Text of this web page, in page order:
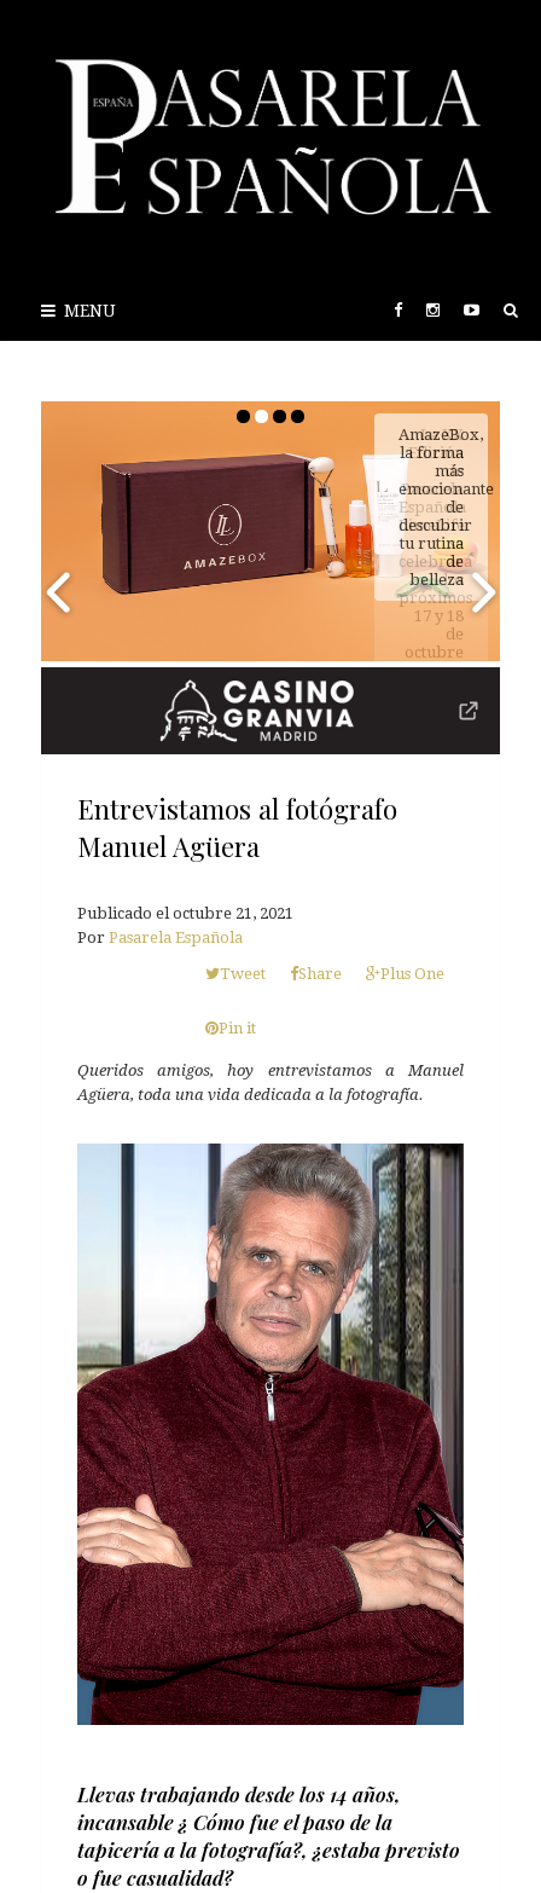
MENU
AmazeBox,
la forma
más
emocionante
de
descubrir
tu rutina
de
belleza
Entrevistamos al fotógrafo
Manuel Agüera
Publicado el octubre 21, 2021
Por Pasarela Española
Tweet
Share Plus One
Pin it
Queridos amigos, hoy entrevistamos a Manuel
Agüera, toda una vida dedicada a la fotografía.
Llevas trabajando desde los 14 años,
incansable ¿ Cómo fue el paso de la
tapicería a la fotografía?, ¿estaba previsto
o fue casualidad?